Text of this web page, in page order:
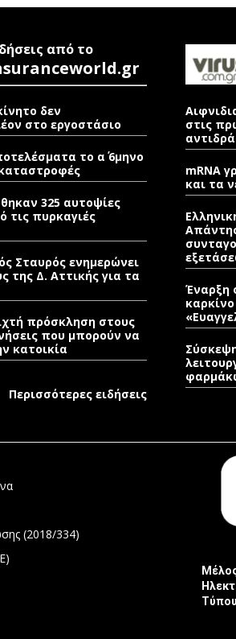
από το
δεν
στο εργοστάσιο
το α΄ 6μηνο
325 αυτοψίες
τις πυρκαγιές
Σταυρός ενημερώνει
της Δ. Αττικής για τα
πρόσκληση στους
που μπορούν να
κατοικία
Περισσότερες ειδήσεις
στις
mRNA
και τα
Έναρξη
(2018/334)